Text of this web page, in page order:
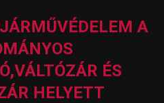
A
VÁLTÓZÁR ÉS
HELYETT